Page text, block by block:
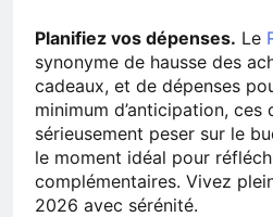
Planifiez vos dépenses. Le
synonyme de hausse des
cadeaux, et de dépenses
minimum d’anticipation, ces
sérieusement peser sur le
le moment idéal pour
complémentaires. Vivez
2026 avec sérénité.